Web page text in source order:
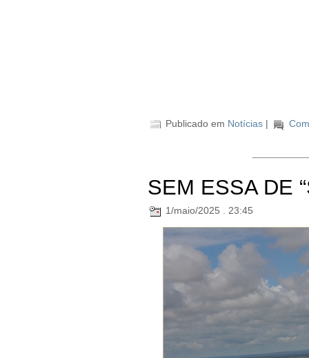
Publicado em Notícias |
SEM ESSA DE
1/maio/2025 . 23:45